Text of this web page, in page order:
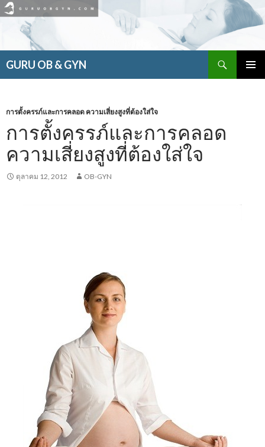
GURU OB & GYN
เนื้อหา
การตั้งครรภ์และการคลอด ความเสี่ยงสูงที่ต้องใส่ใจ
การตั้งครรภ์และการคลอด
ความเสี่ยงสูงที่ต้องใส่ใจ
ตุลาคม 12, 2012 OB-GYN